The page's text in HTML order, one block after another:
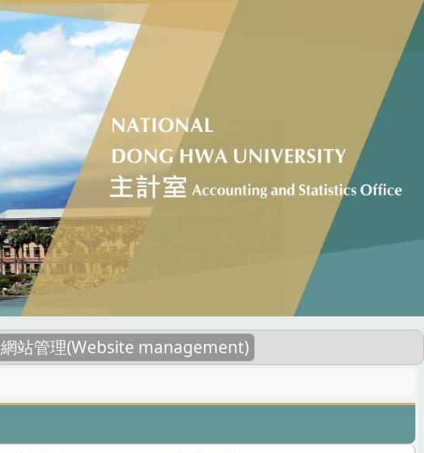
網站管理(Website management)